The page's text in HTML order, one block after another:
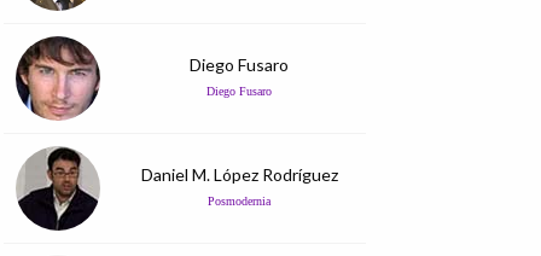
Diego Fusaro
Diego Fusaro
Daniel M. López Rodríguez
Posmodernia